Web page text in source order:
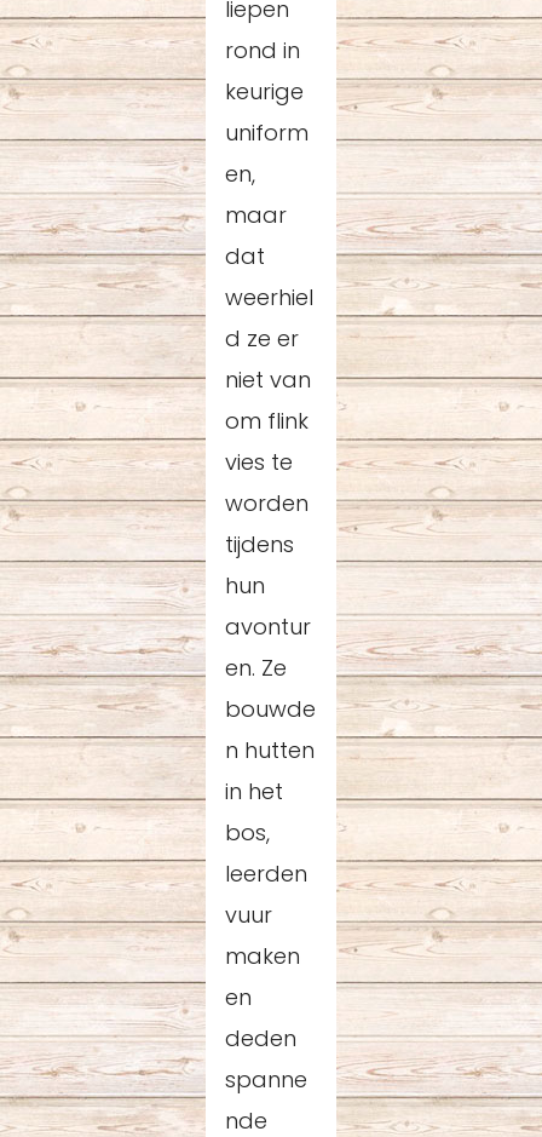
liepen
rond in
keurige
uniform
en,
maar
dat
weerhiel
d ze er
niet van
om flink
vies te
worden
tijdens
hun
avontur
en. Ze
bouwde
n hutten
in het
bos,
leerden
vuur
maken
en
deden
spanne
nde